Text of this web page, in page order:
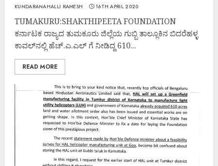
KUNDARANAHALLI RAMESH 16TH APRIL 2020
TUMAKURU:SHAKTHIPEETA FOUNDATION
ಕರ್ನಾಟಕ ರಾಜ್ಯದ ತುಮಕೂರು ಜಿಲ್ಲೆಯ ಗುಬ್ಬಿ ತಾಲ್ಲೂಕಿನ ಬಿದರೆಹಳ್ಳ
ಕಾವಲ್‌ನಲ್ಲಿ ಹೆಚ್.ಎ.ಎಲ್ ಗೆ ನೀಡಿದ್ದ 610...
READ MORE